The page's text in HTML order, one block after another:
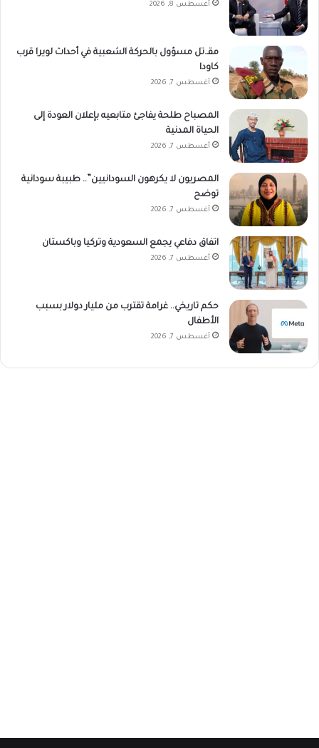
أغسطس 8, 2026
مقـ.تل مسؤول بالحركة الشعبية في أحداث لويرا قرب
كاودا
أغسطس 7, 2026
المصباح طلحة يفاجئ متابعيه بإعلان العودة إلى
الحياة المدنية
أغسطس 7, 2026
المصريون لا يكرهون السودانيين”.. طبيبة سودانية
توضح
أغسطس 7, 2026
اتفاق دفاعي يجمع السعودية وتركيا وباكستان
أغسطس 7, 2026
حكم تاريخي.. غرامة تقترب من مليار دولار بسبب
الأطفال
أغسطس 7, 2026